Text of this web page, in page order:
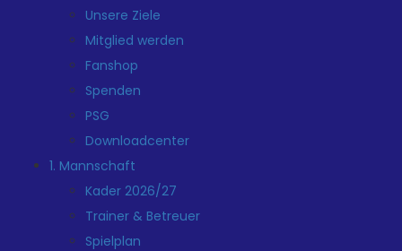
Unsere Ziele
Mitglied werden
Fanshop
Spenden
PSG
Downloadcenter
1. Mannschaft
Kader 2026/27
Trainer & Betreuer
Spielplan